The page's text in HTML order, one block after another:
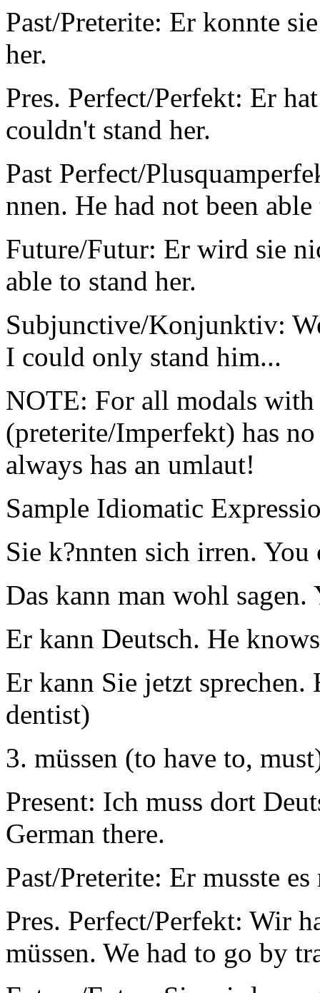
Past/Preterite: Er konnte
her.
Pres. Perfect/Perfekt: Er
couldn't stand her.
Past Perfect/
nnen. He had not been
Future/Futur: Er wird sie
able to stand her.
Subjunctive/Konjunktiv:
I could only stand him...
NOTE: For all modals with
(preterite/Imperfekt) has
always has an umlaut!
Sample Idiomatic
Sie k?nnten sich irren.
Das kann man wohl sagen.
Er kann Deutsch. He
Er kann Sie jetzt sprechen.
dentist)
3. müssen (to have to,
Present: Ich muss dort
German there.
Past/Preterite: Er musste
Pres. Perfect/Perfekt: Wir
müssen. We had to go by